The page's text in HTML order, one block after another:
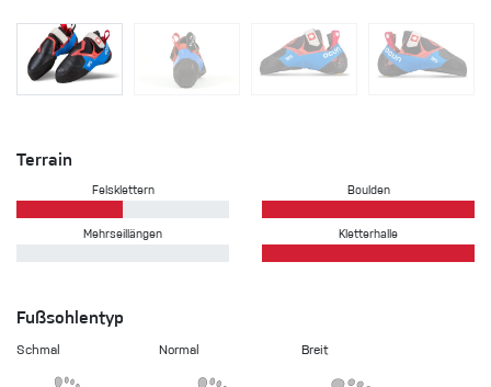
Terrain
Felsklettern Boulden
Mehrseillängen Kletterhalle
Fußsohlentyp
Schmal Normal Breit